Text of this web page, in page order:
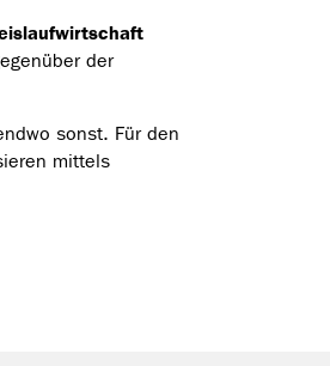
der
sonst. Für den
mittels